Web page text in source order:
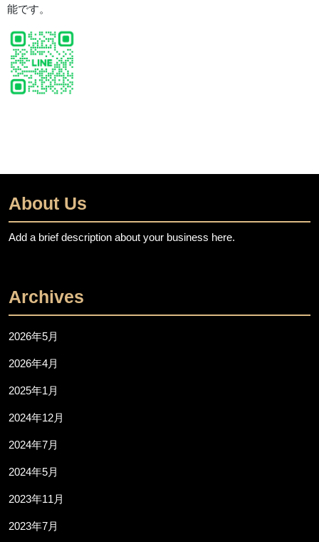
能です。
About Us
Add a brief description about your business here.
Archives
2026年5月
2026年4月
2025年1月
2024年12月
2024年7月
2024年5月
2023年11月
2023年7月